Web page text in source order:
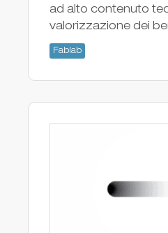
ad alto contenuto
valorizzazione dei
Fablab